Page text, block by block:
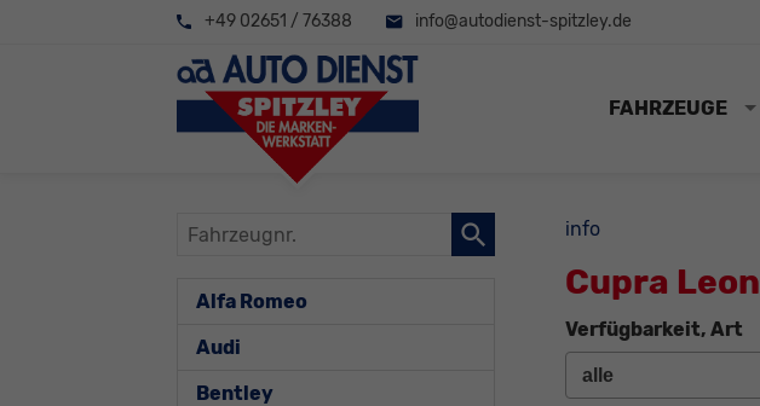
+49 02651 / 76388 info@autodienst-spitzley.de
FAHRZEUGE
info
Cupra
Verfügbarkeit, Art
Fahrzeugnr.
Alfa Romeo
Audi
Bentley